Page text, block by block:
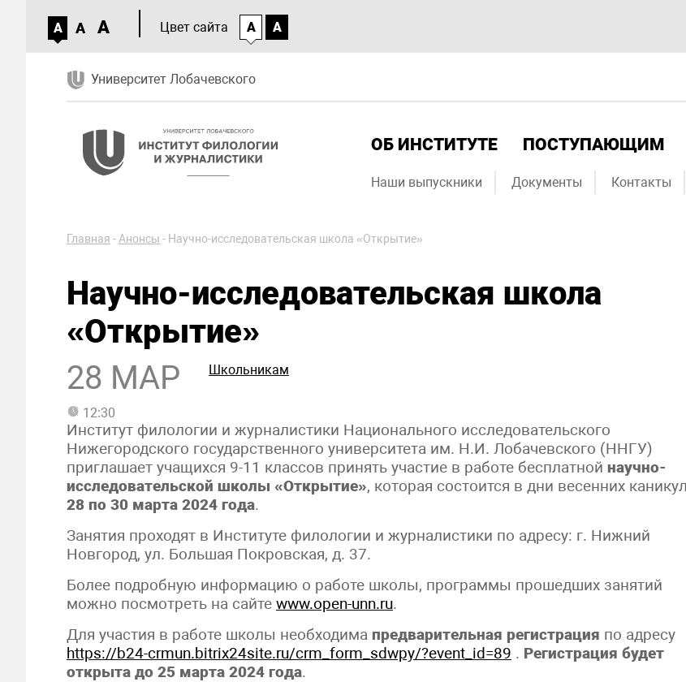
A A A Цвет сайта A A
Университет Лобачевского
ОБ ИНСТИТУТЕ ПОСТУПАЮЩИМ
Наши выпускники Документы Контакты
Главная -Анонсы - Научно-исследовательская школа «Открытие»
Научно-исследовательская школа
«Открытие»
28 МАР
12:30
Школьникам
Институт филологии и журналистики Национального исследовательского
Нижегородского государственного университета им. Н.И. Лобачевского (ННГУ)
приглашает учащихся 9-11 классов принять участие в работе бесплатной научно-
исследовательской школы «Открытие», которая состоится в дни весенних
28 по 30 марта 2024 года.
Занятия проходят в Институте филологии и журналистики по адресу: г. Нижний
Новгород, ул. Большая Покровская, д. 37.
Более подробную информацию о работе школы, программы прошедших занятий
можно посмотреть на сайте www.open-unn.ru.
Для участия в работе школы необходима предварительная регистрация по адресу
https://b24-crmun.bitrix24site.ru/crm_form_sdwpy/?event_id=89 . Регистрация будет
открыта до 25 марта 2024 года.